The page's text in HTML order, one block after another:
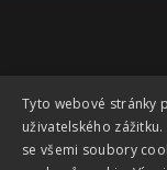
Tyto webové stránky
uživatelského
se všemi soubory